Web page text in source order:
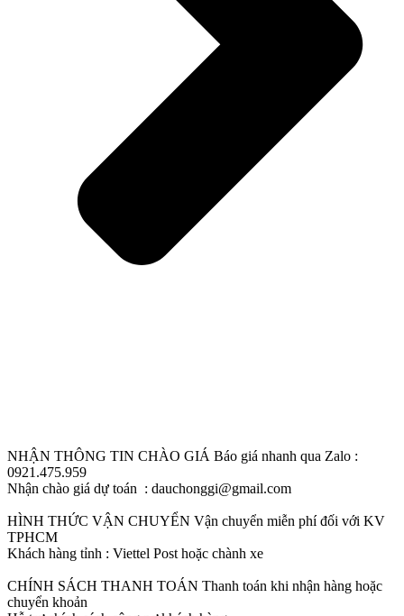
NHẬN THÔNG TIN CHÀO GIÁ Báo giá nhanh qua Zalo :
0921.475.959
Nhận chào giá dự toán : dauchonggi@gmail.com
HÌNH THỨC VẬN CHUYỂN Vận chuyển miễn phí đối với KV
TPHCM
Khách hàng tỉnh : Viettel Post hoặc chành xe
CHÍNH SÁCH THANH TOÁN Thanh toán khi nhận hàng hoặc
chuyển khoản